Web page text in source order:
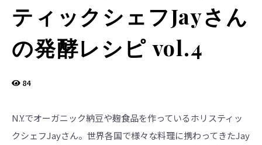
ジ
ア
の
酵
食
品
と
知
っ
て
ティックシェフJayさん
の発酵レシピ vol.4
84
N.Y.でオーガニック納豆や麹食品を作っているホリスティッ
クシェフJayさん。世界各国で様々な料理に携わってきたJay